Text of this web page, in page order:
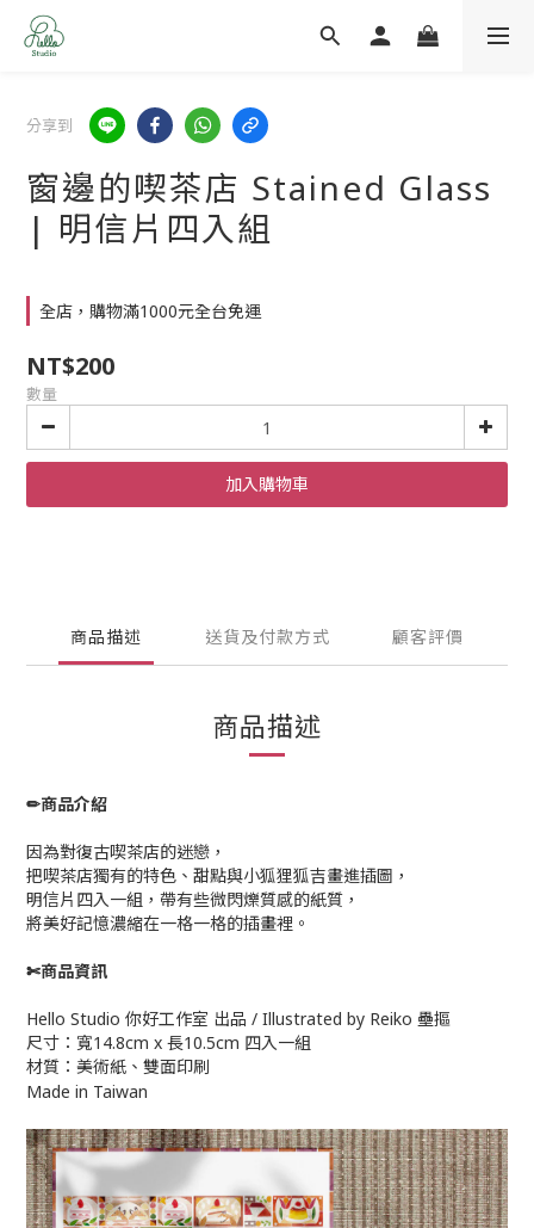
分享到
窗邊的喫茶店 Stained Glass
| 明信片四入組
全店，購物滿1000元全台免運
NT$200
數量
加入購物車
商品描述 送貨及付款方式 顧客評價
商品描述
✏商品介紹
因為對復古喫茶店的迷戀，
把喫茶店獨有的特色、甜點與小狐狸狐吉畫進插圖，
明信片四入一組，帶有些微閃爍質感的紙質，
將美好記憶濃縮在一格一格的插畫裡。
✄商品資訊
Hello Studio 你好工作室 出品 / Illustrated by Reiko 壘摳
尺寸：寬14.8cm x 長10.5cm 四入一組
材質：美術紙、雙面印刷
Made in Taiwan